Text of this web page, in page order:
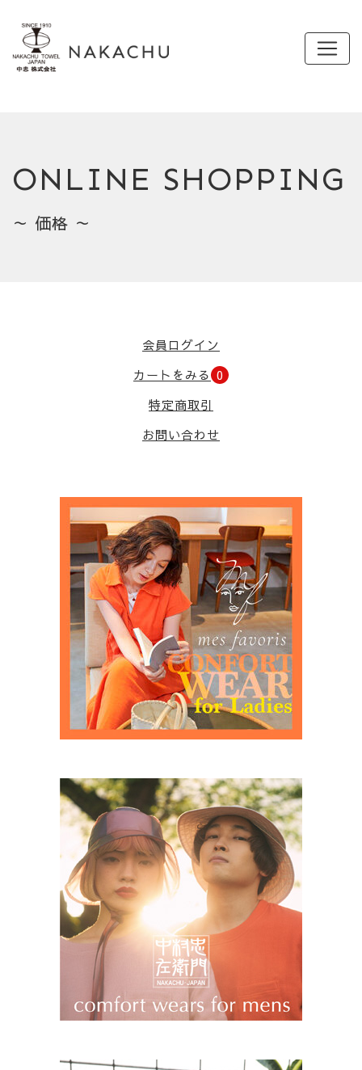
ONLINE SHOPPING
～ 価格 ～
会員ログイン
カートをみる 0
特定商取引
お問い合わせ